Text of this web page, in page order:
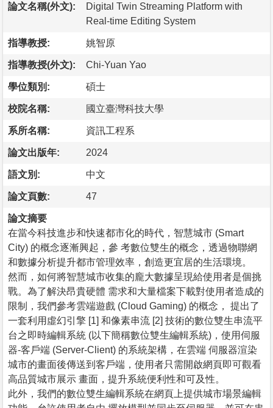
論文名稱(外文):
Digital Twin Streaming Platform with
Real-time Editing System
指導教授: 姚智原
指導教授(外文): Chi-Yuan Yao
學位類別: 碩士
校院名稱: 國立臺灣科技大學
系所名稱: 資訊工程系
論文出版年: 2024
語文別: 中文
論文頁數: 47
論文摘要
在當今科技進步和快速都市化的時代，智慧城市 (Smart
City) 的概念逐漸興起，參 考數位雙生的概念，透過物聯網
和數據分析提升都市管理效率，創造更宜居的生活環境。
然而，如何將智慧城市收集的龐大數據呈現給使用者是個挑
戰。為了解決昂貴硬體 需求和大量檔案下載對使用者造成的
限制，我們參考雲端遊戲 (Cloud Gaming) 的概念， 提出了
一套利用虛幻引擎 [1] 和像素串流 [2] 技術的數位雙生串流平
台之即時編輯系統 (以下簡稱數位雙生編輯系統)，使用伺服
器-客戶端 (Server-Client) 的系統架構，在雲端 伺服器渲染
城市的畫面後傳送到客戶端，使用者只需開啟網頁即可觀看
高品質城市展示 畫面，提升系統便利性和可及性。
此外，我們的數位雙生編輯系統在網頁上提供城市場景編輯